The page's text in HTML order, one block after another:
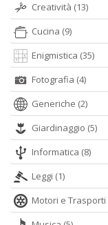
Creatività (13)
Cucina (9)
Enigmistica (35)
Fotografia (4)
Generiche (2)
Giardinaggio (5)
Informatica (8)
Leggi (1)
Motori e Trasporti